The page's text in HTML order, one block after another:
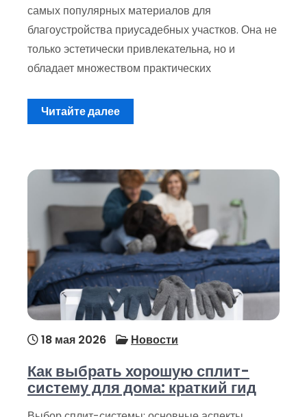
самых популярных материалов для
благоустройства приусадебных участков. Она не
только эстетически привлекательна, но и
обладает множеством практических
Читайте далее
18 мая 2026 Новости
Как выбрать хорошую сплит-
систему для дома: краткий гид